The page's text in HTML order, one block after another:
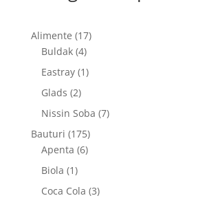
Alimente 1717
Buldak 44
produse
Eastray 11
Glads 22
produse
Nissin Soba 77
Bauturi 175175
de
Apenta 66
Biola 11
produs
Coca Cola 33